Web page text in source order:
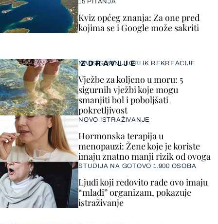
ZDRAVLJE
NAJSIGURNIJI OBLIK REKREACIJE
Vježbe za koljeno u moru: 5
sigurnih vježbi koje mogu
smanjiti bol i poboljšati
pokretljivost
NOVO ISTRAŽIVANJE
Hormonska terapija u
menopauzi: Žene koje je koriste
imaju znatno manji rizik od ovoga
STUDIJA NA GOTOVO 1.900 OSOBA
Ljudi koji redovito rade ovo imaju
“mlađi” organizam, pokazuje
istraživanje
15 PITANJA
Kviz općeg znanja: Za one pred
kojima se i Google može sakriti